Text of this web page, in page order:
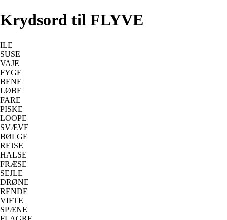
Krydsord til FLYVE
ILE
SUSE
VAJE
FYGE
BENE
LØBE
FARE
PISKE
LOOPE
SVÆVE
BØLGE
REJSE
HALSE
FRÆSE
SEJLE
DRØNE
RENDE
VIFTE
SPÆNE